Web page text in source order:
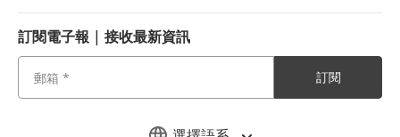
訂閱電子報 | 接收最新資訊
訂閱